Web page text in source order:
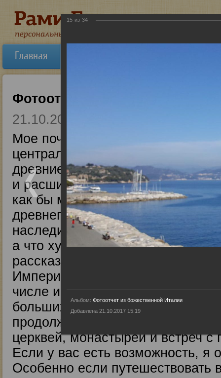
Главная
Фотоотчет из божественной
21.10.2017
Мое почтение! Я сейчас
центральную и северную
древние церкви и монастыри,
и расширяет кругозор. Хотя, на
как бы мы не восхищались
древнего Востока во многом
наследия, но я не хотел бы
а что хуже. Просто это другое
рассказывали про древний
Империи. Сейчас здесь живет
числе и наших русских
больших городах становится
продолжается, и мы получили
церквей, монастырей и встреч
Если у вас есть возможность, я
Особенно если путешествовать
15 из 34
Альбом: Фотоотчет из божественной Италии
Добавлена 21.10.2017 15:19